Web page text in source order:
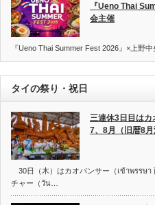
『Ueno Thai
会主催
『Ueno Thai Summer Fest 2026』×上野
タイの祭り・祝日
三連休3日目はカ
7、8月（旧暦8月
30日（木）はカオパンサー（เข้าพรรษา
チャー（วัน…